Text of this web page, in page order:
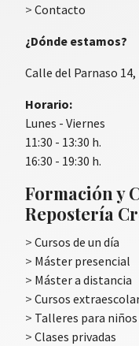
> Contacto
¿Dónde estamos?
Calle del Parnaso
Horario:
Lunes - Viernes
11:30 - 13:30 h.
16:30 - 19:30 h.
Formación y
Repostería
> Cursos de un día
> Máster presencial
> Máster a distancia
> Cursos
> Talleres para niños
> Clases privadas